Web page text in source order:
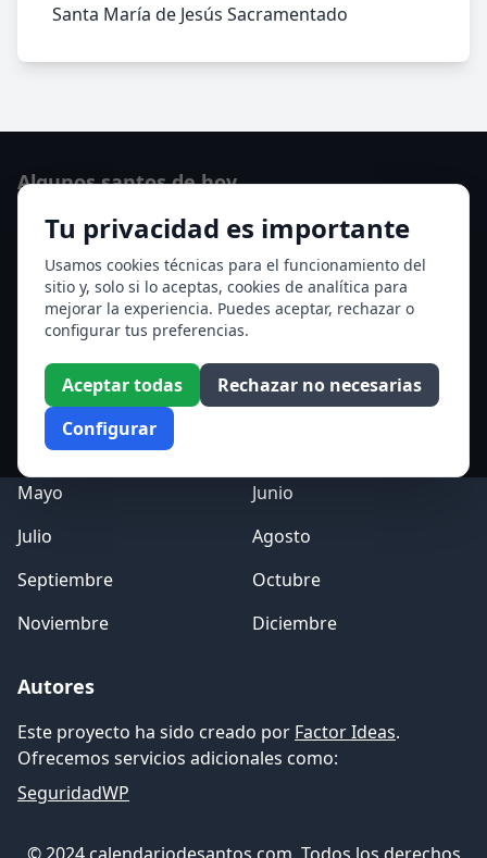
Santa María de Jesús Sacramentado
Tu privacidad es importante
Usamos cookies técnicas para el funcionamiento del
sitio y, solo si lo aceptas, cookies de analítica para
mejorar la experiencia. Puedes aceptar, rechazar o
configurar tus preferencias.
Aceptar todas
Rechazar no necesarias
Configurar
Algunos santos de hoy
San Cayetano de Thiene
San Sixto II papa
Ver todos los santos de hoy
Acceso a los Meses
Enero
Febrero
Marzo
Mayo
Junio
Julio
Agosto
Septiembre
Octubre
Noviembre
Diciembre
Autores
Este proyecto ha sido creado por Factor Ideas.
Ofrecemos servicios adicionales como:
SeguridadWP